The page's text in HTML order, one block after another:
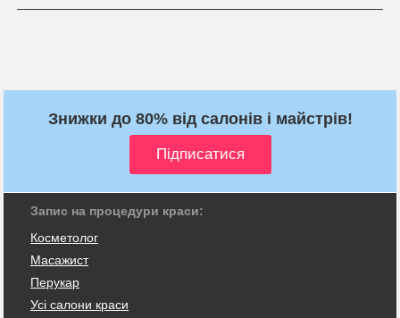
Знижки до 80% від салонів і майстрів!
Запис на процедури краси:
Косметолог
Масажист
Перукар
Усі салони краси